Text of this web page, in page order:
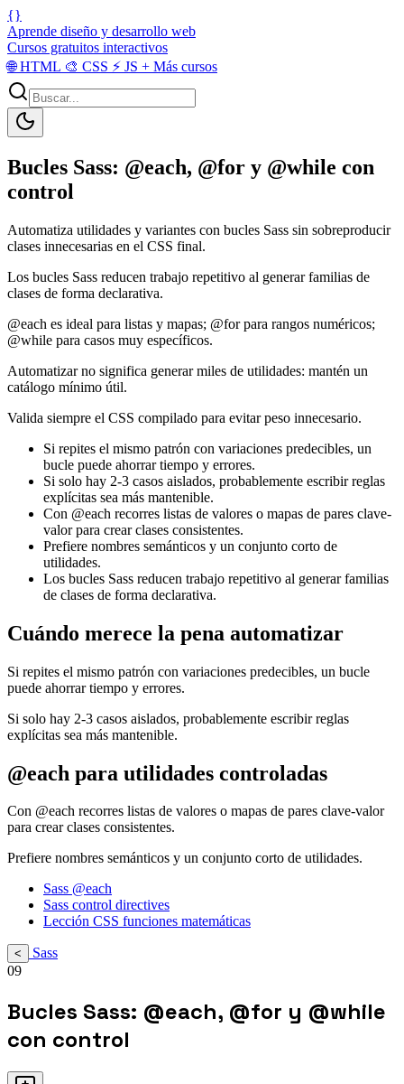
{}
Aprende diseño y desarrollo web
Cursos gratuitos interactivos
🌐HTML 🎨 CSS ⚡ JS + Más cursos
Bucles Sass: @each, @for y @while con
control
Automatiza utilidades y variantes con bucles Sass sin sobreproducir
clases innecesarias en el CSS final.
Los bucles Sass reducen trabajo repetitivo al generar familias de
clases de forma declarativa.
@each es ideal para listas y mapas; @for para rangos numéricos;
@while para casos muy específicos.
Automatizar no significa generar miles de utilidades: mantén un
catálogo mínimo útil.
Valida siempre el CSS compilado para evitar peso innecesario.
Si repites el mismo patrón con variaciones predecibles, un
bucle puede ahorrar tiempo y errores.
Si solo hay 2-3 casos aislados, probablemente escribir reglas
explícitas sea más mantenible.
Con @each recorres listas de valores o mapas de pares clave-
valor para crear clases consistentes.
Prefiere nombres semánticos y un conjunto corto de
utilidades.
Los bucles Sass reducen trabajo repetitivo al generar familias
de clases de forma declarativa.
Cuándo merece la pena automatizar
Si repites el mismo patrón con variaciones predecibles, un bucle
puede ahorrar tiempo y errores.
Si solo hay 2-3 casos aislados, probablemente escribir reglas
explícitas sea más mantenible.
@each para utilidades controladas
Con @each recorres listas de valores o mapas de pares clave-valor
para crear clases consistentes.
Prefiere nombres semánticos y un conjunto corto de utilidades.
Sass @each
Sass control directives
Lección CSS funciones matemáticas
<
Sass
09
Bucles Sass: @each, @for y @while
con control